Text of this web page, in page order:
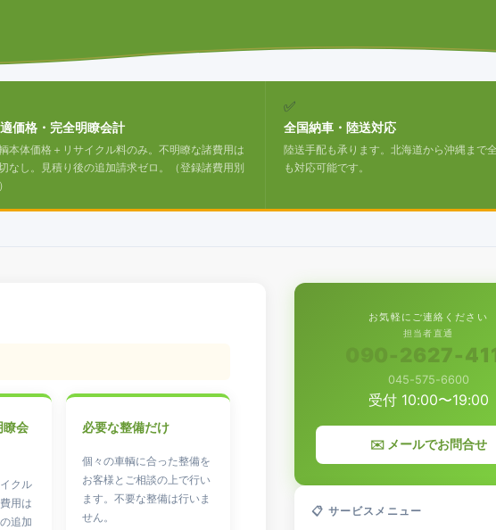
価格・完全明瞭会計
本体価格＋リサイクル料のみ。不明瞭な諸費用は
なし。見積り後の追加請求ゼロ。（登録諸費用別
✅
全国納車・陸送対応
陸送手配も承ります。北海道から沖縄まで
も対応可能です。
瞭会
クル
用は
追加
必要な整備だけ
個々の車輌に合った整備を
お客様とご相談の上で行い
ます。不要な整備は行いま
せん。
お気軽にご連絡ください
担当者直通
090-2627-
045-575-6600
受付 10:00〜19:00
✉️ メールでお問合せ
📋 サービスメニュー